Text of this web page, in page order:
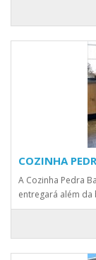
COZINHA
A Cozinha Pedra
entregará além da